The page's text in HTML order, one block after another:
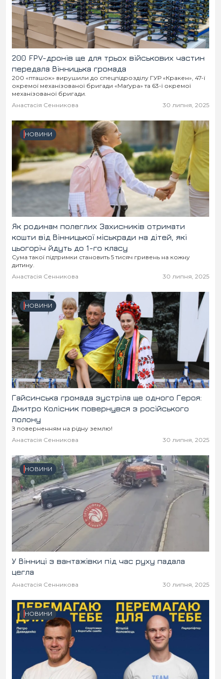
В кулуарах
Місто
Життя
Відео
Конфлікти
Партнери
Спорт
Історія
Спорт
Футбол
Контакти
Підписатись на нас у Telegram
200 FPV-дронів ще для трьох військових частин
передала Вінницька громада
200 «пташок» вирушили до спецпідрозділу ГУР «Кракен», 47-ї
окремої механізованої бригади «Маґура» та 63-ї окремої
механізованої бригади.
Анастасія Сенникова
30 липня, 2025
НОВИНИ
Як родинам полеглих Захисників отримати
кошти від Вінницької міськради на дітей, які
цьогоріч йдуть до 1-го класу
Сума такої підтримки становить 5 тисяч гривень на кожну
дитину.
Анастасія Сенникова
30 липня, 2025
НОВИНИ
Гайсинська громада зустріла ще одного Героя:
Дмитро Колісник повернувся з російського
полону
З поверненням на рідну землю!
Анастасія Сенникова
30 липня, 2025
НОВИНИ
У Вінниці з вантажівки під час руху падала
цегла
Анастасія Сенникова 30 липня, 2025
НОВИНИ